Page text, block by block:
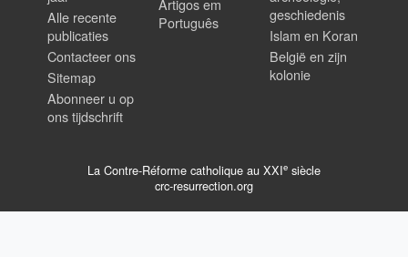
Alle recente
publicaties
Contacteer ons
Sitemap
Abonneer u op
ons tijdschrift
Artigos em
Português
geschiedenis
Islam en Koran
België en zijn
kolonie
La Contre-Réforme catholique au XXIe siècle
crc-resurrection.org